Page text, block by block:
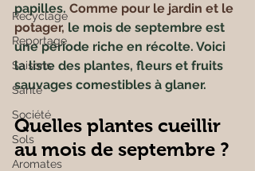
Recyclage
Reportage
Saisons
Santé
Société
Sols
Aromates
papilles. Comme pour le jardin et le
potager, le mois de septembre est
une période riche en récolte. Voici
la liste des plantes, fleurs et fruits
sauvages comestibles à glaner.
Quelles plantes cueillir
au mois de septembre ?